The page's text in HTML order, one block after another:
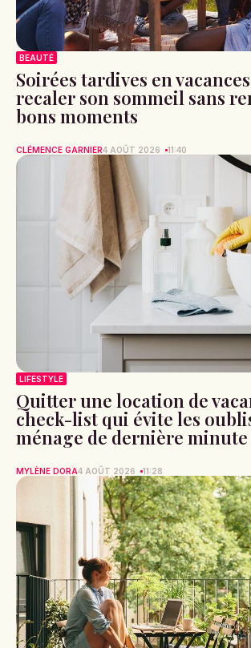
BEAUTÉ
Soirées tardives en
recaler son sommeil sans
bons moments
CLÉMENCE GARNIER4 AOÛT 2026 11:40
LIFESTYLE
Quitter une location de
check-list qui évite les
ménage de dernière minute
MYLÈNE DORA4 AOÛT 2026 11:28